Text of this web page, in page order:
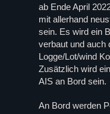
ab Ende April
mit allerhand
sein. Es wird ein
verbaut und auch
Logge/Lot/wind
Zusätzlich wird
AIS an Bord sein.
An Bord werden